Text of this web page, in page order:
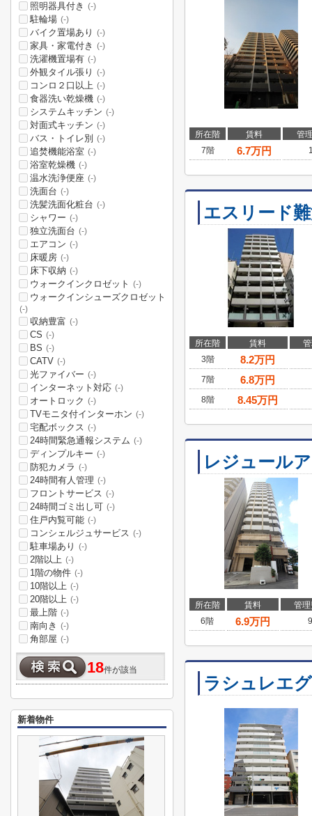
所在階 賃料
管
7階
6.7万円
エスリード
所在階 賃料
3階
8.2万円
7階 6.8万円
8階 8.45万円
レジュール
所在階 賃料
管
6階
6.9万円
ラシュレエ
照明器具付き (-)
駐輪場 (-)
バイク置場あり (-)
家具・家電付き (-)
洗濯機置場有 (-)
外観タイル張り (-)
コンロ２口以上 (-)
食器洗い乾燥機 (-)
システムキッチン (-)
対面式キッチン (-)
バス・トイレ別 (-)
追焚機能浴室 (-)
浴室乾燥機 (-)
温水洗浄便座 (-)
洗面台 (-)
洗髪洗面化粧台 (-)
シャワー (-)
独立洗面台 (-)
エアコン (-)
床暖房 (-)
床下収納 (-)
ウォークインクロゼット (-)
ウォークインシューズクロゼット
(-)
収納豊富 (-)
CS (-)
BS (-)
CATV (-)
光ファイバー (-)
インターネット対応 (-)
オートロック (-)
TVモニタ付インターホン (-)
宅配ボックス (-)
24時間緊急通報システム (-)
ディンプルキー (-)
防犯カメラ (-)
24時間有人管理 (-)
フロントサービス (-)
24時間ゴミ出し可 (-)
住戸内覧可能 (-)
コンシェルジュサービス (-)
駐車場あり (-)
2階以上 (-)
1階の物件 (-)
10階以上 (-)
20階以上 (-)
最上階 (-)
南向き (-)
角部屋 (-)
18件が該当
新着物件